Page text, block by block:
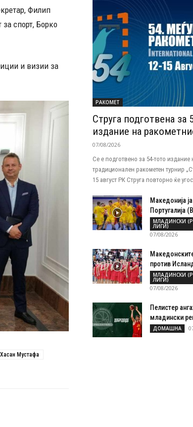
Филип
спорт, Борко
и визии за
Хасан Мустафа
РАКОМЕТ
Струга подготвена за
издание на
07/08/2026
Се е подготвено за 54-тото издание
традиционален ракометен турнир
15 август РК Струга повторно ќе
Македонија
Португалија
МЛАДИНСКИ
ЛИГИ)
07/08/2026
против
МЛАДИНСКИ
ЛИГИ)
07/08/2026
Пелистер
младински
ДОМАШНА